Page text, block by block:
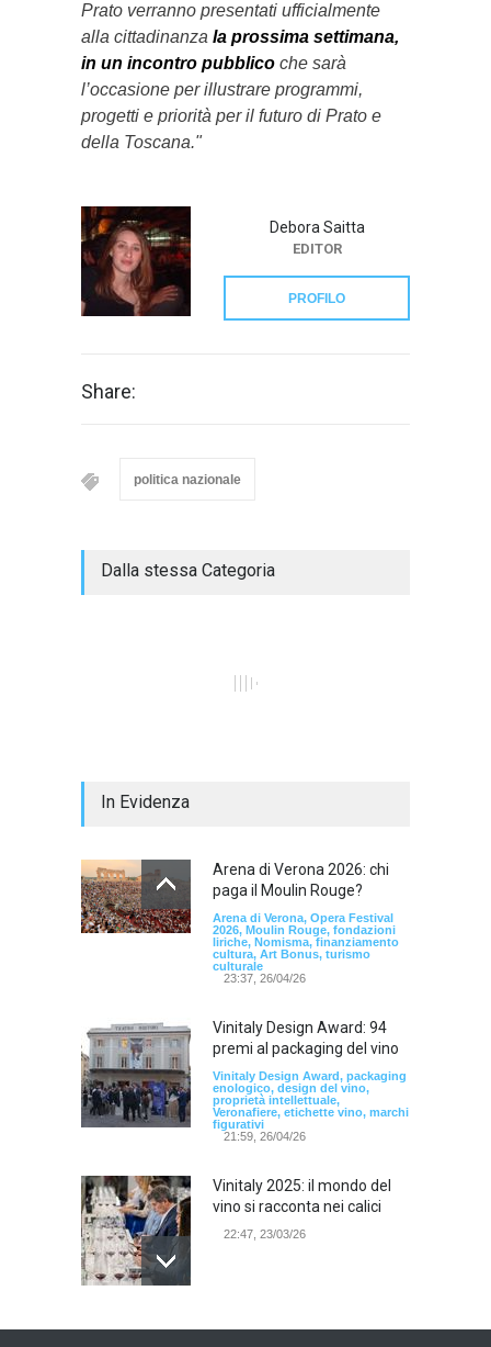
Prato verranno presentati ufficialmente
alla cittadinanza la prossima settimana,
in un incontro pubblico che sarà
l’occasione per illustrare programmi,
progetti e priorità per il futuro di Prato e
della Toscana."
Debora Saitta
EDITOR
PROFILO
Share:
politica nazionale
Dalla stessa Categoria
In Evidenza
Arena di Verona 2026: chi
paga il Moulin Rouge?
Arena di Verona, Opera Festival
2026, Moulin Rouge, fondazioni
liriche, Nomisma, finanziamento
cultura, Art Bonus, turismo
culturale
23:37, 26/04/26
Vinitaly Design Award: 94
premi al packaging del vino
Vinitaly Design Award, packaging
enologico, design del vino,
proprietà intellettuale,
Veronafiere, etichette vino, marchi
figurativi
21:59, 26/04/26
Vinitaly 2025: il mondo del
vino si racconta nei calici
22:47, 23/03/26
Model Expo Italy 2025 a